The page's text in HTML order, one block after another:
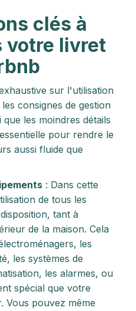
clés à
votre livret
sur l'utilisation
consignes de gestion
les moindres détails
pour rendre le
aussi fluide que
: Dans cette
de tous les
tant à
de la maison. Cela
les
les systèmes de
les alarmes, ou
spécial que votre
Vous pouvez même